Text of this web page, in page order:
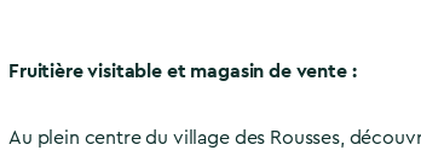
Fruitière visitable et magasin de vente :
Au plein centre du village des Rousses,